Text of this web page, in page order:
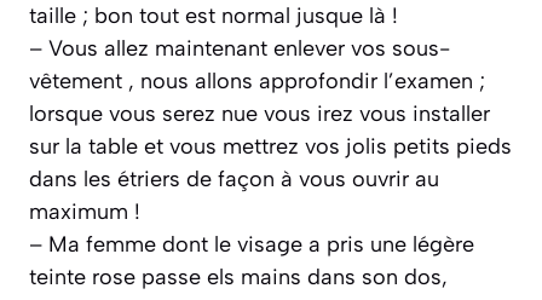
taille ; bon tout est normal jusque là !
– Vous allez maintenant enlever vos sous-
vêtement , nous allons approfondir l’examen ;
lorsque vous serez nue vous irez vous installer
sur la table et vous mettrez vos jolis petits pieds
dans les étriers de façon à vous ouvrir au
maximum !
– Ma femme dont le visage a pris une légère
teinte rose passe els mains dans son dos,